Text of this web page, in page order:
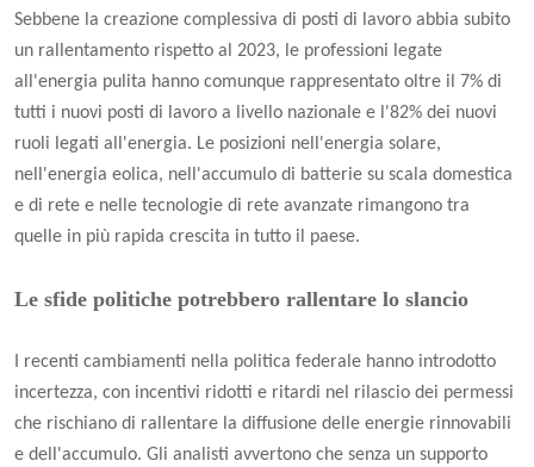
Sebbene la creazione complessiva di posti di lavoro abbia subito
un rallentamento rispetto al 2023, le professioni legate
all'energia pulita hanno comunque rappresentato oltre il 7% di
tutti i nuovi posti di lavoro a livello nazionale e l'82% dei nuovi
ruoli legati all'energia. Le posizioni nell'energia solare,
nell'energia eolica, nell'accumulo di batterie su scala domestica
e di rete e nelle tecnologie di rete avanzate rimangono tra
quelle in più rapida crescita in tutto il paese.
Le sfide politiche potrebbero rallentare lo slancio
I recenti cambiamenti nella politica federale hanno introdotto
incertezza, con incentivi ridotti e ritardi nel rilascio dei permessi
che rischiano di rallentare la diffusione delle energie rinnovabili
e dell'accumulo. Gli analisti avvertono che senza un supporto